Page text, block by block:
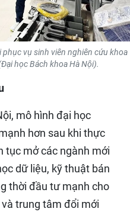
vụ sinh viên nghiên cứu khoa
học Bách khoa Hà Nội).
mô hình đại học
hơn sau khi thực
tục mở các ngành mới
dữ liệu, kỹ thuật bán
thời đầu tư mạnh cho
trung tâm đổi mới